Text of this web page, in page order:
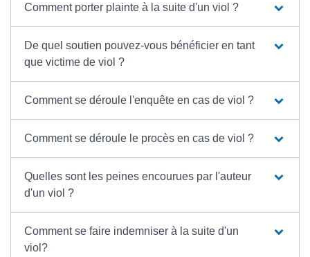
Comment porter plainte à la suite d'un viol ?
De quel soutien pouvez-vous bénéficier en tant
que victime de viol ?
Comment se déroule l'enquête en cas de viol ?
Comment se déroule le procès en cas de viol ?
Quelles sont les peines encourues par l'auteur
d'un viol ?
Comment se faire indemniser à la suite d'un
viol?